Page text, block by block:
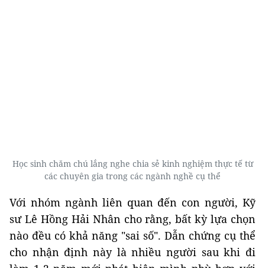
Học sinh chăm chú lắng nghe chia sẻ kinh nghiệm thực tế từ
các chuyên gia trong các ngành nghề cụ thể
Với nhóm ngành liên quan đến con người, Kỹ
sư Lê Hồng Hải Nhân cho rằng, bất kỳ lựa chọn
nào đều có khả năng "sai số". Dẫn chứng cụ thể
cho nhận định này là nhiều người sau khi đi